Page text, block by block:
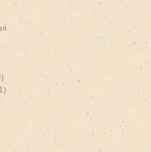
магнитная filter
складная магнитная filter
Apply Гофроупаковка filter
filter
Apply Пакеты-открытки filter
Сумки Fetr filter
Пакеты Kraft filter
Пакеты Lux filter
Apply Сумки Textile filter